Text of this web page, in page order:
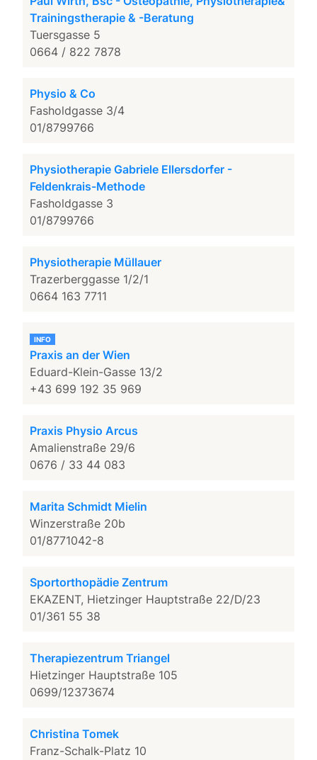
Trainingstherapie & -Beratung
Tuersgasse 5
0664 / 822 7878
Physio & Co
Fasholdgasse 3/4
01/8799766
Physiotherapie Gabriele Ellersdorfer -
Feldenkrais-Methode
Fasholdgasse 3
01/8799766
Physiotherapie Müllauer
Trazerberggasse 1/2/1
0664 163 7711
INFO
Praxis an der Wien
Eduard-Klein-Gasse 13/2
+43 699 192 35 969
Praxis Physio Arcus
Amalienstraße 29/6
0676 / 33 44 083
Marita Schmidt Mielin
Winzerstraße 20b
01/8771042-8
Sportorthopädie Zentrum
EKAZENT, Hietzinger Hauptstraße 22/D/23
01/361 55 38
Therapiezentrum Triangel
Hietzinger Hauptstraße 105
0699/12373674
Christina Tomek
Franz-Schalk-Platz 10